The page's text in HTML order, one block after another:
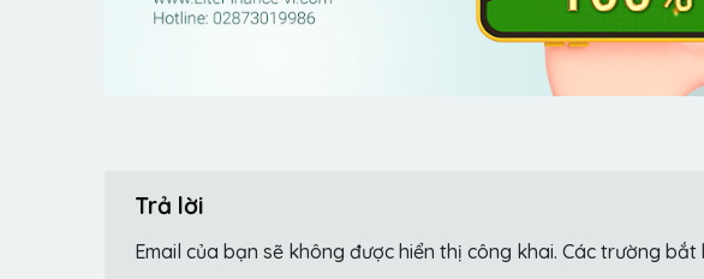
Trả lời
Email của bạn sẽ không được hiển thị công khai. Các trường bắt